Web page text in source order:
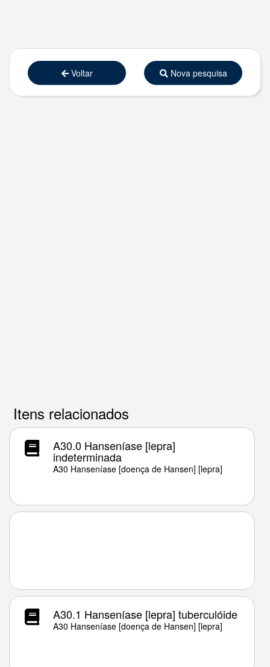
Voltar Nova pesquisa
Itens relacionados
A30.0 Hanseníase [lepra]
indeterminada
A30 Hanseníase [doença de Hansen] [lepra]
A30.1 Hanseníase [lepra] tuberculóide
A30 Hanseníase [doença de Hansen] [lepra]